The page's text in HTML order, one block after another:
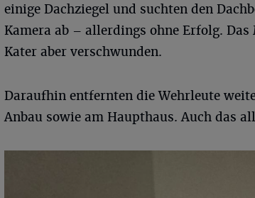
einige Dachziegel und suchten den
Kamera ab – allerdings ohne Erfolg.
Kater aber verschwunden.
Daraufhin entfernten die Wehrleute
Anbau sowie am Haupthaus. Auch das